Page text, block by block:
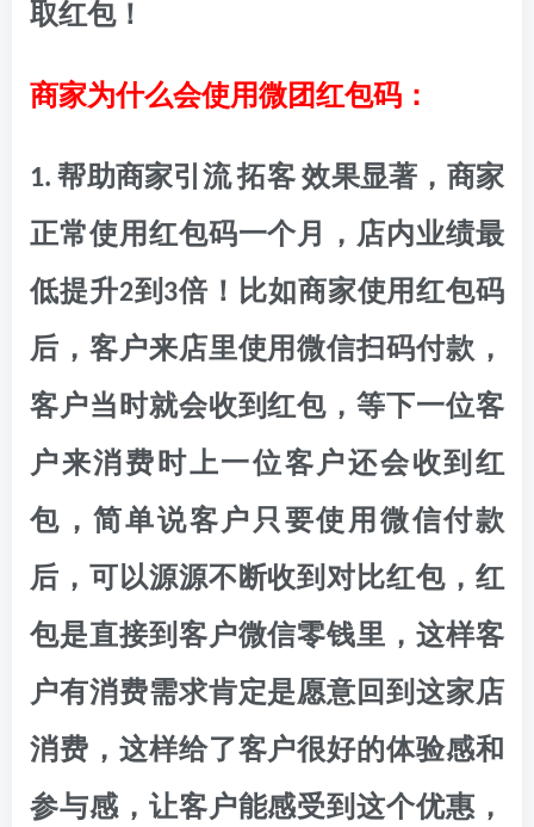
取红包！
商家为什么会使用微团红包码：
1. 帮助商家引流 拓客 效果显著，商家
正常使用红包码一个月，店内业绩最
低提升2到3倍！比如商家使用红包码
后，客户来店里使用微信扫码付款，
客户当时就会收到红包，等下一位客
户来消费时上一位客户还会收到红
包，简单说客户只要使用微信付款
后，可以源源不断收到对比红包，红
包是直接到客户微信零钱里，这样客
户有消费需求肯定是愿意回到这家店
消费，这样给了客户很好的体验感和
参与感，让客户能感受到这个优惠，